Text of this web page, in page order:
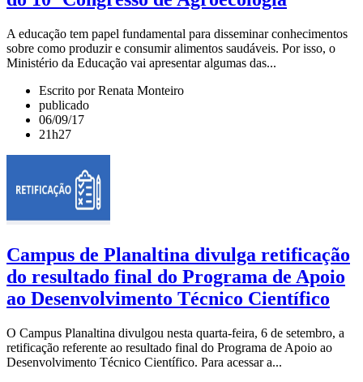
A educação tem papel fundamental para disseminar conhecimentos
sobre como produzir e consumir alimentos saudáveis. Por isso, o
Ministério da Educação vai apresentar algumas das...
Escrito por Renata Monteiro
publicado
06/09/17
21h27
Campus de Planaltina divulga retificação
do resultado final do Programa de Apoio
ao Desenvolvimento Técnico Científico
O Campus Planaltina divulgou nesta quarta-feira, 6 de setembro, a
retificação referente ao resultado final do Programa de Apoio ao
Desenvolvimento Técnico Científico. Para acessar a...